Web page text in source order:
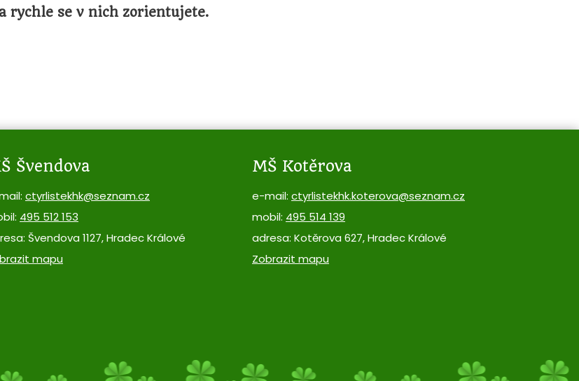
rychle se v nich zorientujete.
Švendova
ctyrlistekhk@seznam.cz
495 512 153
Švendova 1127, Hradec Králové
mapu
MŠ Kotěrova
e-mail: ctyrlistekhk.koterova@seznam.cz
mobil: 495 514 139
adresa: Kotěrova 627, Hradec Králové
Zobrazit mapu